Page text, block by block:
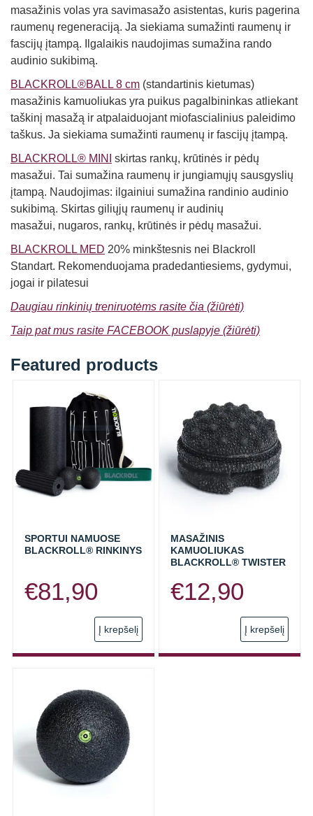
masažinis volas yra savimasažo asistentas, kuris pagerina
raumenų regeneraciją. Ja siekiama sumažinti raumenų ir
fascijų įtampą. Ilgalaikis naudojimas sumažina rando
audinio sukibimą.
BLACKROLL®BALL 8 cm (standartinis kietumas)
masažinis kamuoliukas yra puikus pagalbininkas atliekant
taškinį masažą ir atpalaiduojant miofascialinius paleidimo
taškus. Ja siekiama sumažinti raumenų ir fascijų įtampą.
BLACKROLL® MINI
skirtas rankų, krūtinės ir pėdų
masažui. Tai sumažina raumenų ir jungiamųjų sausgyslių
įtampą. Naudojimas: ilgainiui sumažina randinio audinio
sukibimą. Skirtas giliųjų raumenų ir audinių
masažui, nugaros, rankų, krūtinės ir pėdų masažui.
BLACKROLL MED 20% minkštesnis nei Blackroll
Standart. Rekomenduojama pradedantiesiems, gydymui,
jogai ir pilatesui
Daugiau rinkinių treniruotėms rasite čia (žiūrėti)
Taip pat mus rasite FACEBOOK puslapyje (žiūrėti)
Featured products
SPORTUI NAMUOSE
BLACKROLL® RINKINYS
€81,90
Į krepšelį
MASAŽINIS
KAMUOLIUKAS
BLACKROLL® TWISTER
€12,90
Į krepšelį